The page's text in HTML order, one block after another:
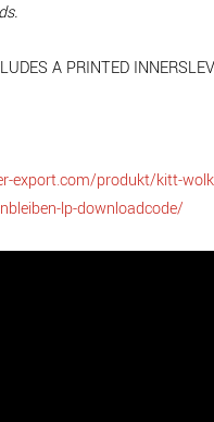
A PRINTED
export.com/produkt/kitt-
lp-downloadcode/